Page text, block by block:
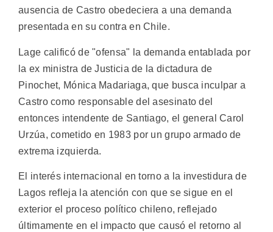
ausencia de Castro obedeciera a una demanda
presentada en su contra en Chile.
Lage calificó de "ofensa" la demanda entablada por
la ex ministra de Justicia de la dictadura de
Pinochet, Mónica Madariaga, que busca inculpar a
Castro como responsable del asesinato del
entonces intendente de Santiago, el general Carol
Urzúa, cometido en 1983 por un grupo armado de
extrema izquierda.
El interés internacional en torno a la investidura de
Lagos refleja la atención con que se sigue en el
exterior el proceso político chileno, reflejado
últimamente en el impacto que causó el retorno al